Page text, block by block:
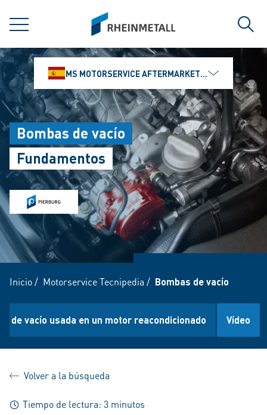
MENÚ
siteLogo
MS MOTORSERVICE AFTERMARKET IBÉRICA, S.L
Bombas de vacío
Fundamentos
Inicio/ Motorservice Tecnipedia / Bombas de vacío
de vacío usada en un motor reacondicionado Vídeo
Volver a la búsqueda
Tiempo de lectura: 3 minutos